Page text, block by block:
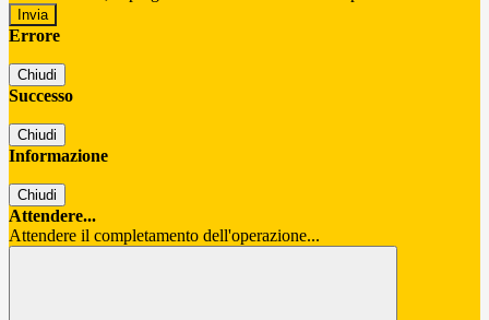
Errore
Chiudi
Successo
Chiudi
Informazione
Chiudi
Attendere...
Attendere il completamento dell'operazione...